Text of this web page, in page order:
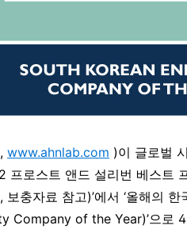
, www.ahnlab.com )이 글로벌
프로스트 앤드 설리번 베스
충자료 참고)’에서 ‘올해의
Company of the Year)’으로